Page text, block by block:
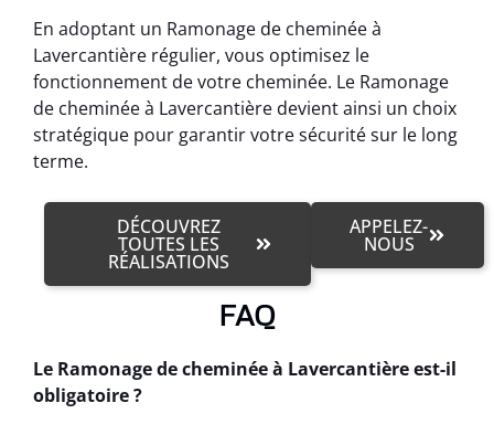
En adoptant un Ramonage de cheminée à
Lavercantière régulier, vous optimisez le
fonctionnement de votre cheminée. Le Ramonage
de cheminée à Lavercantière devient ainsi un choix
stratégique pour garantir votre sécurité sur le long
terme.
DÉCOUVREZ
TOUTES LES
RÉALISATIONS
APPELEZ-
NOUS
FAQ
Le Ramonage de cheminée à Lavercantière est-il
obligatoire ?